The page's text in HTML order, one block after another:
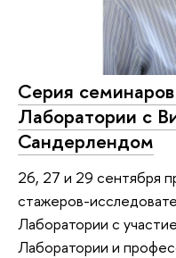
Серия
Лаборатории с
Сандерлендом
26, 27 и 29 сентября
стажеров-
Лаборатории с
Лаборатории и